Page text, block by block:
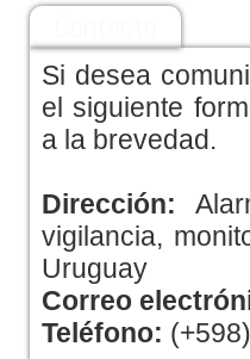
Si desea
el siguiente
a la brevedad.
Dirección:
vigilancia,
Uruguay
Correo
Teléfono: